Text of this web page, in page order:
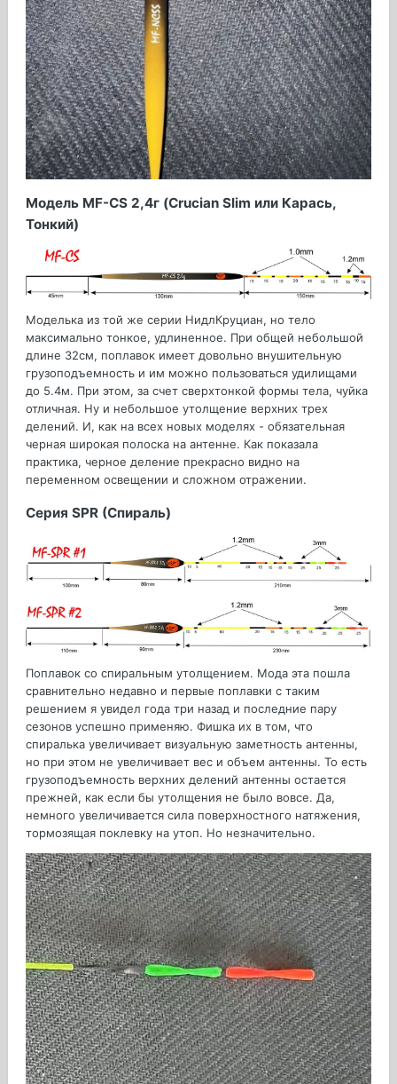
Модель MF-CS 2,4г (Crucian Slim или Карась,
Тонкий)
Моделька из той же серии НидлКруциан, но тело
максимально тонкое, удлиненное. При общей небольшой
длине 32см, поплавок имеет довольно внушительную
грузоподъемность и им можно пользоваться удилищами
до 5.4м. При этом, за счет сверхтонкой формы тела, чуйка
отличная. Ну и небольшое утолщение верхних трех
делений. И, как на всех новых моделях - обязательная
черная широкая полоска на антенне. Как показала
практика, черное деление прекрасно видно на
переменном освещении и сложном отражении.
Серия SPR (Спираль)
Поплавок со спиральным утолщением. Мода эта пошла
сравнительно недавно и первые поплавки с таким
решением я увидел года три назад и последние пару
сезонов успешно применяю. Фишка их в том, что
спиралька увеличивает визуальную заметность антенны,
но при этом не увеличивает вес и объем антенны. То есть
грузоподъемность верхних делений антенны остается
прежней, как если бы утолщения не было вовсе. Да,
немного увеличивается сила поверхностного натяжения,
тормозящая поклевку на утоп. Но незначительно.